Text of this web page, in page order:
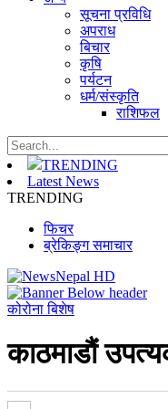
सूचना प्रविधि
अपराध
बिचार
कृषि
पर्यटन
धर्म/संस्कृति
राशिफल
TRENDING
Latest News
TRENDING
फिचर
ब्रेकिङ्ग समाचार
कोरोना बिशेष
काठमाडौं